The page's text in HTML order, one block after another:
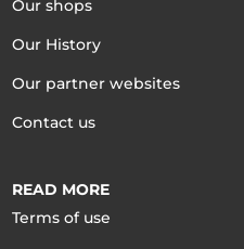
Our shops
Our History
Our partner websites
Contact us
READ MORE
Terms of use